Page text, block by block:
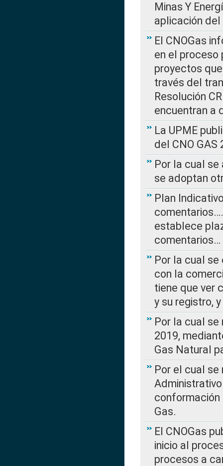
Minas Y
aplicación
El CNOGas
en el proceso
proyectos
través del
Resolución
encuentran a
La UPME
del CNO
Por la cual
se adoptan
Plan
establece
comentarios…
Por la cual
con la
tiene que ver
y su registro,
Por la cual
2019,
Gas Natural
Por el cual
conformación
Gas.
El CNOGas
inicio al
procesos a